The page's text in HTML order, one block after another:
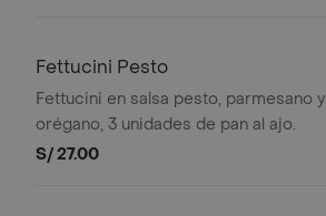
Fettucini Pesto
Fettucini en salsa pesto, parmesano y
orégano, 3 unidades de pan al ajo.
S/ 27.00